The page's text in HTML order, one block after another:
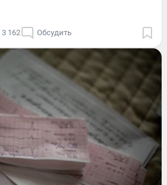
3 162 Обсудить